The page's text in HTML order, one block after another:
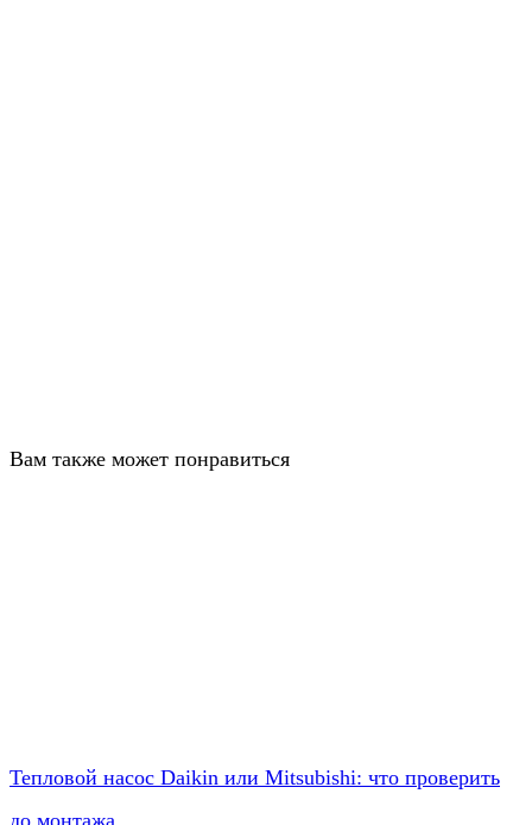
Вам также может понравиться
Тепловой насос Daikin или Mitsubishi: что проверить
до монтажа